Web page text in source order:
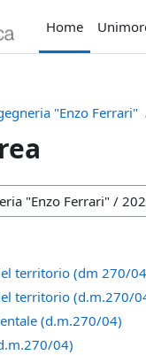
Home
"Enzo Ferrari"
territorio (dm 270/
territorio (d.m.270/
(d.m.270/04)
04)